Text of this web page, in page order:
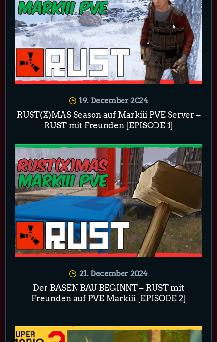
19. December 2024
RUST(X)MAS Season auf Markiii PVE Server –
RUST mit Freunden [EPISODE 1]
21. December 2024
Der BASEN BAU BEGINNT – RUST mit
Freunden auf PVE Markiii [EPISODE 2]